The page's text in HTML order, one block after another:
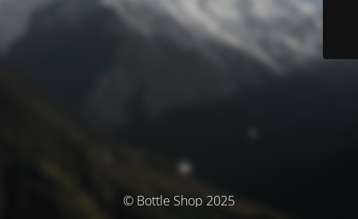
© Bottle Shop 2025